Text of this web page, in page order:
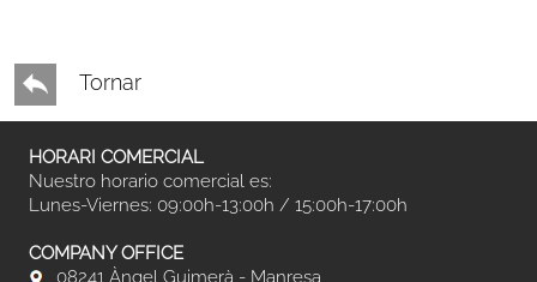
Tornar
HORARI COMERCIAL
Nuestro horario comercial es:
Lunes-Viernes: 09:00h-13:00h / 15:00h-17:00h
COMPANY OFFICE
08241 Àngel Guimerà - Manresa